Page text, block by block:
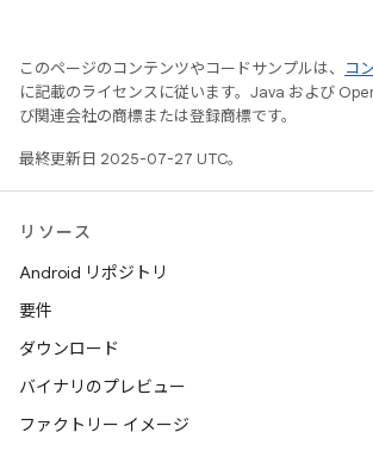
このページのコンテンツやコードサンプルは、
コ
に記載のライセンスに従います。Java および
び関連会社の商標または登録商標です。
最終更新日 2025-07-27 UTC。
リソース
Android リポジトリ
要件
ダウンロード
バイナリのプレビュー
ファクトリー イメージ